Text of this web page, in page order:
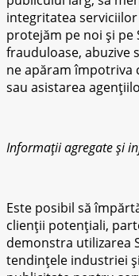
integritatea
protejăm pe noi și pe
frauduloase, abuzive
ne apăram
sau asistarea
Informații agregate și
Este posibil să
clienții potențiali,
demonstra utilizarea
tendințele industriei